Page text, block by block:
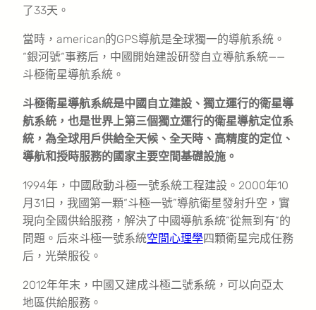
了33天。
當時，american的GPS導航是全球獨一的導航系統。
“銀河號“事務后，中國開始建設研發自立導航系統——
斗極衛星導航系統。
斗極衛星導航系統是中國自立建設、獨立運行的衛星導
航系統，也是世界上第三個獨立運行的衛星導航定位系
統，為全球用戶供給全天候、全天時、高精度的定位、
導航和授時服務的國家主要空間基礎設施。
1994年，中國啟動斗極一號系統工程建設。2000年10
月31日，我國第一顆“斗極一號”導航衛星發射升空，實
現向全國供給服務，解決了中國導航系統”從無到有”的
問題。后來斗極一號系統空間心理學四顆衛星完成任務
后，光榮服役。
2012年年末，中國又建成斗極二號系統，可以向亞太
地區供給服務。